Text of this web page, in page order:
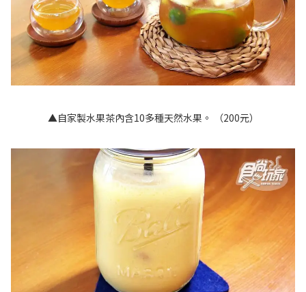
▲自家製水果茶內含10多種天然水果。 （200元）